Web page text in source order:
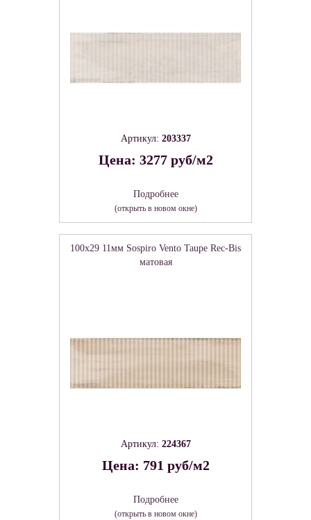
Артикул: 203337
Цена: 3277 руб/м2
Подробнее
(открыть в новом окне)
100x29 11мм Sospiro Vento Taupe Rec-Bis
матовая
Артикул: 224367
Цена: 791 руб/м2
Подробнее
(открыть в новом окне)